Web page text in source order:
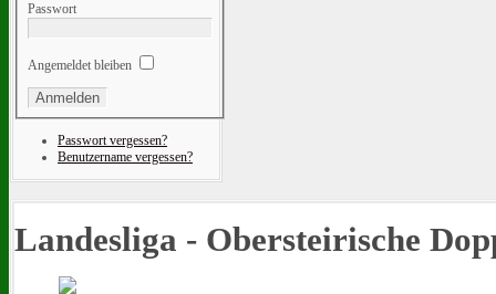
Passwort
Angemeldet bleiben
Passwort vergessen?
Benutzername vergessen?
Landesliga - Obersteirische